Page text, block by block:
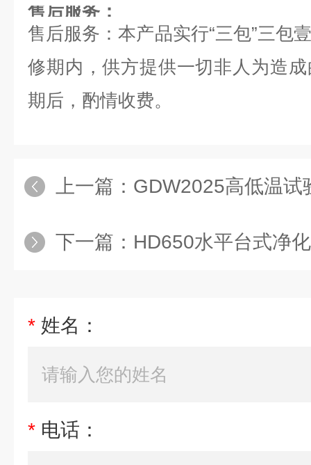
售后服务：
售后服务：本产品实行“三包”三包
修期内，供方提供一切非人为造
期后，酌情收费。
上一篇： GDW2025高低温试验箱
下一篇： HD650水平台式净化工
* 姓名：
* 电话：